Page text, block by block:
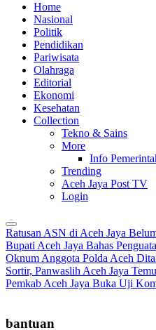
Home
Nasional
Politik
Pendidikan
Pariwisata
Olahraga
Editorial
Ekonomi
Kesehatan
Collection
Tekno & Sains
More
Info
Trending
Aceh Jaya Post TV
Login
Ratusan ASN di Aceh Jaya
Bupati Aceh Jaya Bahas
Oknum Anggota Polda Aceh
Sortir, Panwaslih Aceh Jaya
Pemkab Aceh Jaya Buka Uji
bantuan